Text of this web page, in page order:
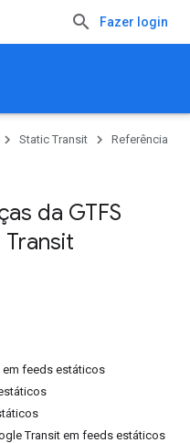
Fazer login
Static Transit Referência
da GTFS
feeds estáticos
Transit em feeds estáticos